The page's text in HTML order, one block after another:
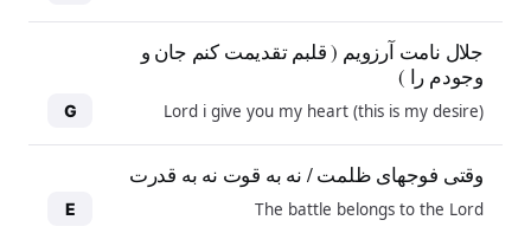
جلال نامت آرزویم ( قلبم تقدیمت کنم جان و
وجودم را )
Lord i give you my heart (this is my desire)
G
وقتی فوجهای ظلمت / نه به قوت نه به قدرت
The battle belongs to the Lord
E